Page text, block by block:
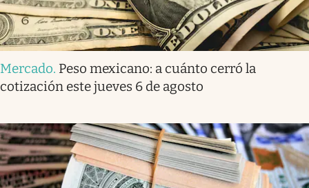
Mercado. Peso mexicano: a cuánto cerró la
cotización este jueves 6 de agosto